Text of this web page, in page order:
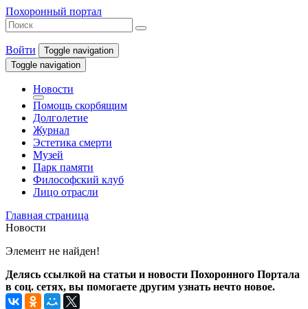
Похоронный портал
Войти
Toggle navigation
Toggle navigation
Новости
Помощь скорбящим
Долголетие
Журнал
Эстетика смерти
Музей
Парк памяти
Философский клуб
Лицо отрасли
Главная страница
Новости
Элемент не найден!
Делясь ссылкой на статьи и новости Похоронного Портала
в соц. сетях, вы помогаете другим узнать нечто новое.